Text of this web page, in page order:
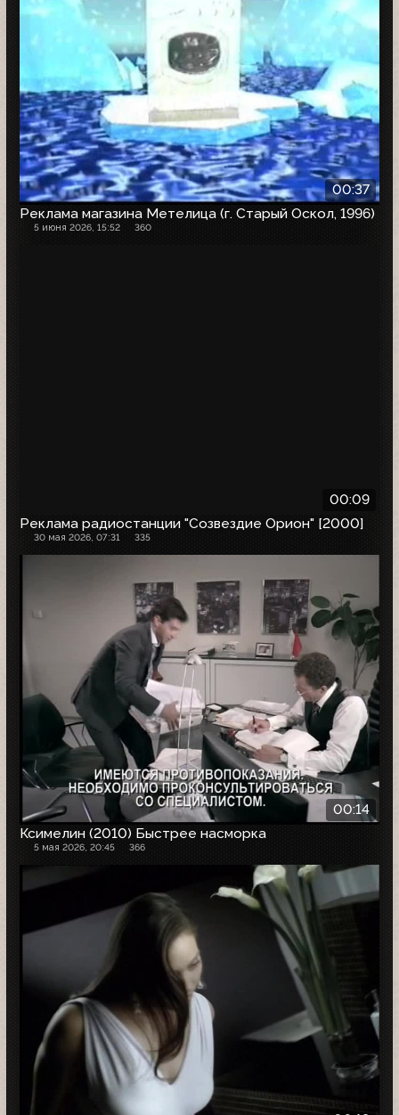
00:37
Реклама магазина Метелица (г. Старый Оскол, 1996)
5 июня 2026, 15:52 360
00:09
Реклама радиостанции "Созвездие Орион" [2000]
30 мая 2026, 07:31 335
00:14
Ксимелин (2010) Быстрее насморка
5 мая 2026, 20:45 366